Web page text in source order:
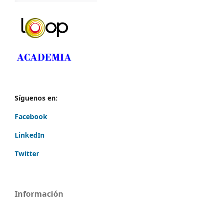
Síguenos en:
Facebook
LinkedIn
Twitter
Información